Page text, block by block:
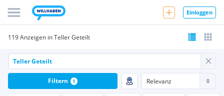
Einloggen
119 Anzeigen in Teller Geteilt
Filtern 1